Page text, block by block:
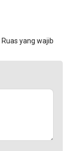
Ruas yang wajib